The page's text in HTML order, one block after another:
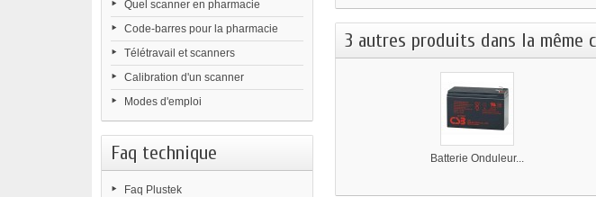
Quel scanner en pharmacie
Code-barres pour la pharmacie
Télétravail et scanners
Calibration d'un scanner
Modes d'emploi
Faq technique
Faq Plustek
3 autres produits dans la même
Batterie Onduleur...